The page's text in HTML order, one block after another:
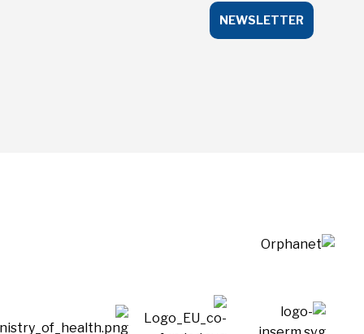
NEWSLETTER